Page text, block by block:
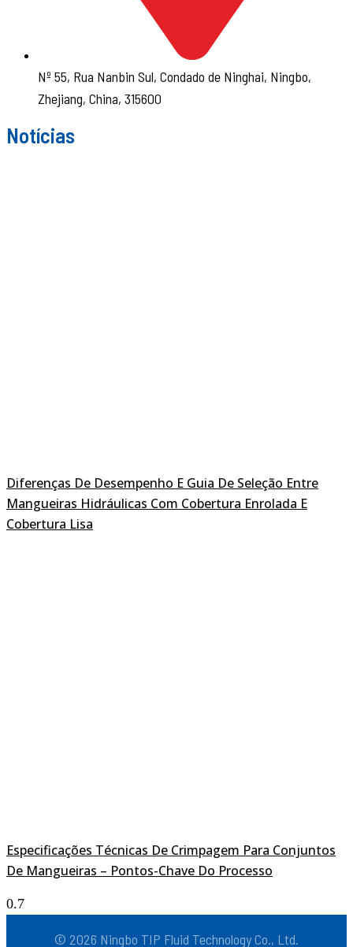
Nº 55, Rua Nanbin Sul, Condado de Ninghai, Ningbo,
Zhejiang, China, 315600
Notícias
Diferenças De Desempenho E Guia De Seleção Entre
Mangueiras Hidráulicas Com Cobertura Enrolada E
Cobertura Lisa
Especificações Técnicas De Crimpagem Para Conjuntos
De Mangueiras – Pontos-Chave Do Processo
© 2026 Ningbo TIP Fluid Technology Co., Ltd.